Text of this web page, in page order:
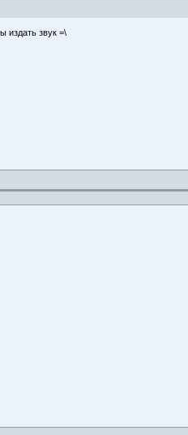
издать звук =\